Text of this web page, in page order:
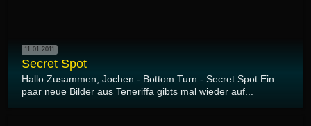
11.01.2011
Secret Spot
Hallo Zusammen, Jochen - Bottom Turn - Secret Spot Ein
paar neue Bilder aus Teneriffa gibts mal wieder auf...